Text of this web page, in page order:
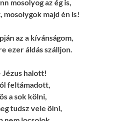
mosolyog az ég is,
mosolygok majd én is!
az a kívánságom,
ezer áldás szálljon.
Jézus halott!
feltámadott,
a sok kölni,
tudsz vele ölni,